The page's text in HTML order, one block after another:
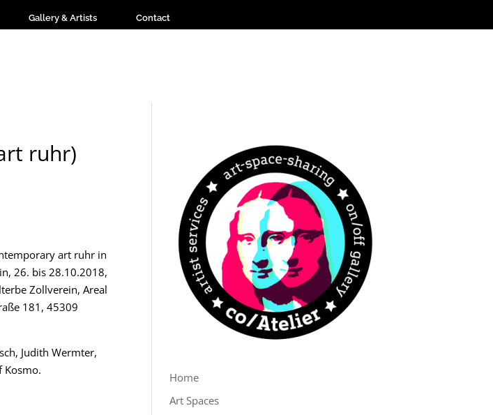
Gallery & Artists Contact
ruhr)
art ruhr in
26. bis 28.10.2018,
Zollverein, Areal
181, 45309
Judith Wermter,
Kosmo.
Home
Art Spaces